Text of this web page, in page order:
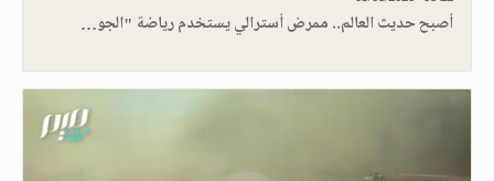
أصبح حديث العالم.. ممرض أسترالي يستخدم رياضة "الجو…